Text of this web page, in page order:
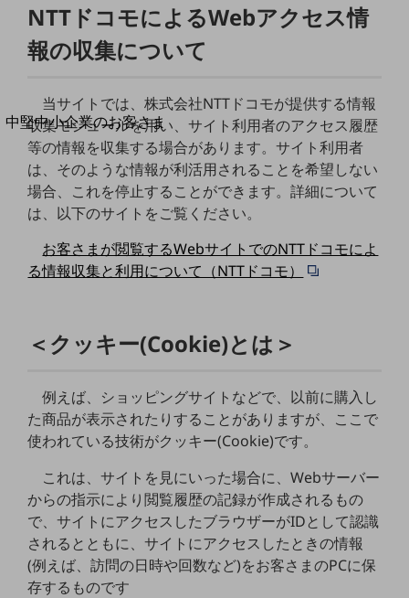
最新の導入事例や注目の導入事例をご紹介します
セミナー
開催・出展する各種セミナー、イベント情報をご紹介します
別ウィンドウで開きます
中堅中小企業のお客さま
NTTドコモビジネスウォッチ
ビジネスお役立ち情報
旬な話題やお役立ち資料などDXの課題を
解決するヒントをお届けする記事サイト
お役立ち資料ダウンロード
トレンド記事特集
IT用語集
課題やニーズに合ったサービスをご紹介し、
お悩みから見つける
お悩みから見つけるTOP
ネットワーク
モバイル・音声
バックオフィス
リモート・ハイブリッドワーク
セキュリティ
NTTドコモによるWebアクセス情
報の収集について
当サイトでは、株式会社NTTドコモが提供する情報
収集モジュールを用い、サイト利用者のアクセス履歴
等の情報を収集する場合があります。サイト利用者
は、そのような情報が利活用されることを希望しない
場合、これを停止することができます。詳細について
は、以下のサイトをご覧ください。
お客さまが閲覧するWebサイトでのNTTドコモによ
る情報収集と利用について（NTTドコモ）
＜クッキー(Cookie)とは＞
例えば、ショッピングサイトなどで、以前に購入し
た商品が表示されたりすることがありますが、ここで
使われている技術がクッキー(Cookie)です。
これは、サイトを見にいった場合に、Webサーバー
からの指示により閲覧履歴の記録が作成されるもの
で、サイトにアクセスしたブラウザーがIDとして認識
されるとともに、サイトにアクセスしたときの情報
(例えば、訪問の日時や回数など)をお客さまのPCに保
存するものです